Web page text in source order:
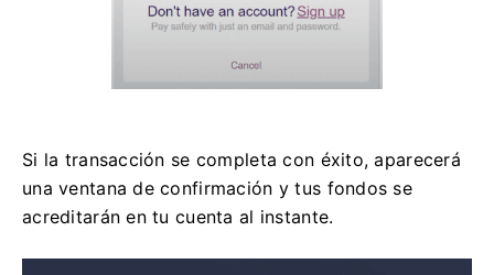
Si la transacción se completa con éxito, aparecerá
una ventana de confirmación y tus fondos se
acreditarán en tu cuenta al instante.